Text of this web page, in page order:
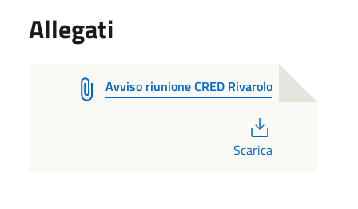
Allegati
Avviso riunione CRED Rivarolo
Scarica